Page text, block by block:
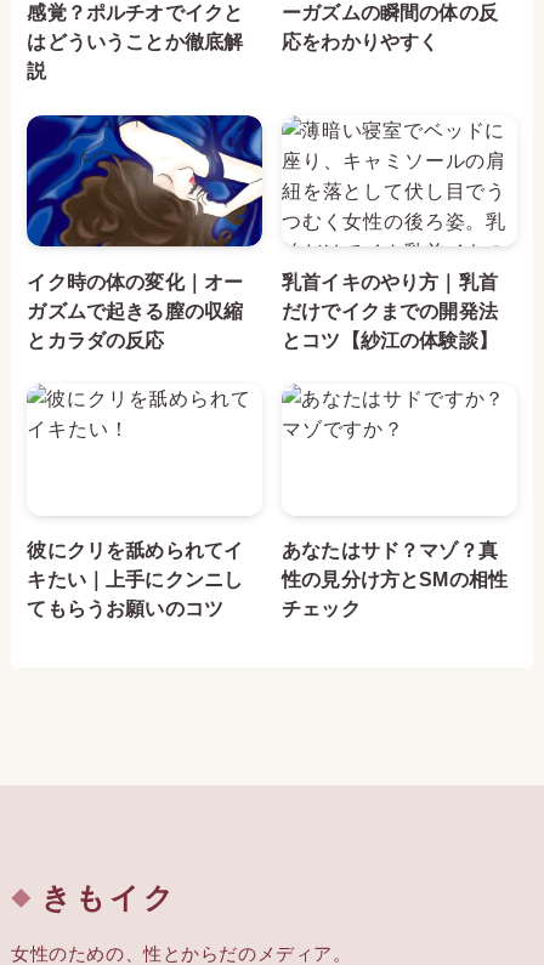
感覚？ポルチオでイクと
はどういうことか徹底解
説
ーガズムの瞬間の体の反
応をわかりやすく
イク時の体の変化｜オー
ガズムで起きる膣の収縮
とカラダの反応
乳首イキのやり方｜乳首
だけでイクまでの開発法
とコツ【紗江の体験談】
彼にクリを舐められてイ
キたい｜上手にクンニし
てもらうお願いのコツ
あなたはサド？マゾ？真
性の見分け方とSMの相性
チェック
きもイク
女性のための、性とからだのメディア。